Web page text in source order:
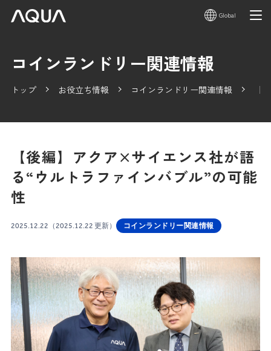
Global
コインランドリー関連情報
トップ お役立ち情報 コインランドリー関連情報 【
【後編】アクア×サイエンス社が語
る“ウルトラファインバブル”の可能
性
2025.12.22 （2025.12.22 更新） コインランドリー関連情報